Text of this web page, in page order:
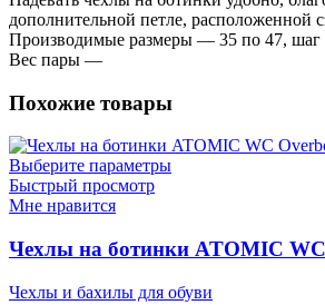
дополнительной петле, расположенной
Производимые размеры — 35 по 47, шаг
Вес пары —
Похожие товары
Выберите параметры
Быстрый просмотр
Мне нравится
Чехлы на ботинки ATOMIC
Чехлы и бахилы для обуви